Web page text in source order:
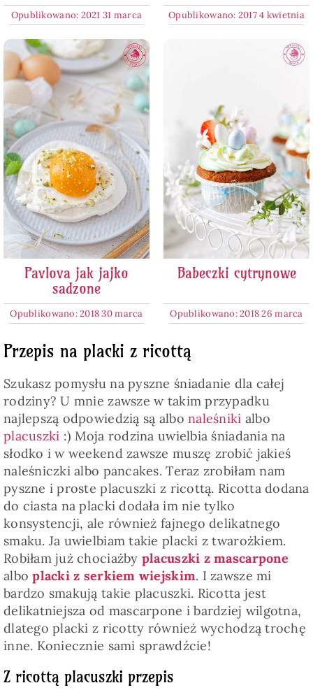
Opublikowano: 2021 31 marca Opublikowano: 2017 4 kwietnia
Pavlova jak jajko
sadzone
Opublikowano: 2018 30 marca
Babeczki cytrynowe
Opublikowano: 2018 26 marca
Przepis na placki z ricottą
Szukasz pomysłu na pyszne śniadanie dla całej
rodziny? U mnie zawsze w takim przypadku
najlepszą odpowiedzią są albo naleśniki albo
placuszki :) Moja rodzina uwielbia śniadania na
słodko i w weekend zawsze muszę zrobić jakieś
naleśniczki albo pancakes. Teraz zrobiłam nam
pyszne i proste placuszki z ricottą. Ricotta dodana
do ciasta na placki dodała im nie tylko
konsystencji, ale również fajnego delikatnego
smaku. Ja uwielbiam takie placki z twarożkiem.
Robiłam już chociażby placuszki z mascarpone
alboplacki z serkiem wiejskim. I zawsze mi
bardzo smakują takie placuszki. Ricotta jest
delikatniejsza od mascarpone i bardziej wilgotna,
dlatego placki z ricotty również wychodzą trochę
inne. Koniecznie sami sprawdźcie!
Z ricottą placuszki przepis